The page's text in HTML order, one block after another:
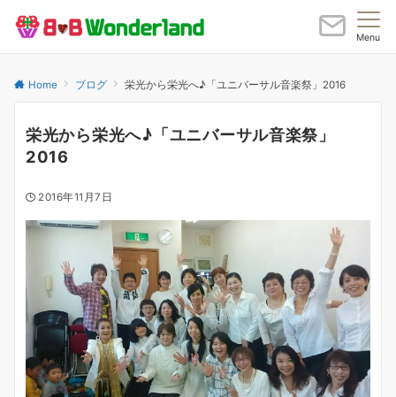
Menu
Home ブログ 栄光から栄光へ♪「ユニバーサル音楽祭」2016
栄光から栄光へ♪「ユニバーサル音楽祭」
2016
2016年11月7日